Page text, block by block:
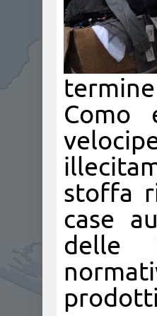
Como
stoffa
case
delle